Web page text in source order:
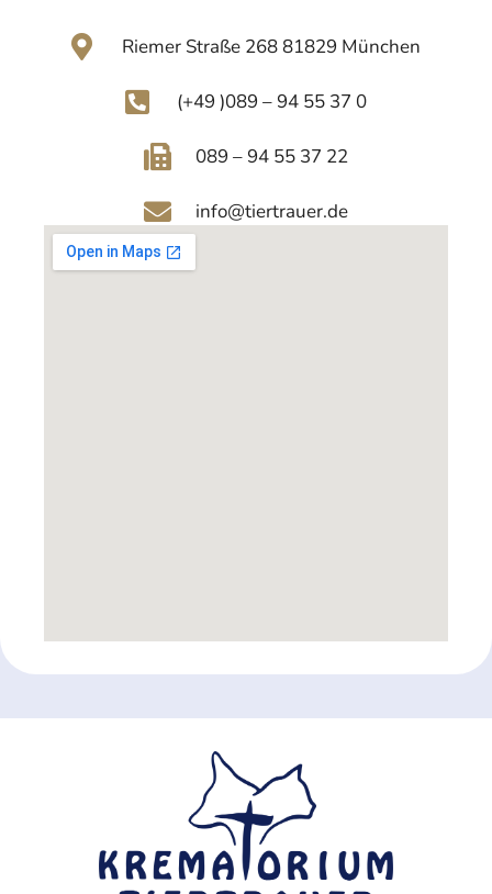
Riemer Straße 268 81829 München
(+49 )089 – 94 55 37 0
089 – 94 55 37 22
info@tiertrauer.de